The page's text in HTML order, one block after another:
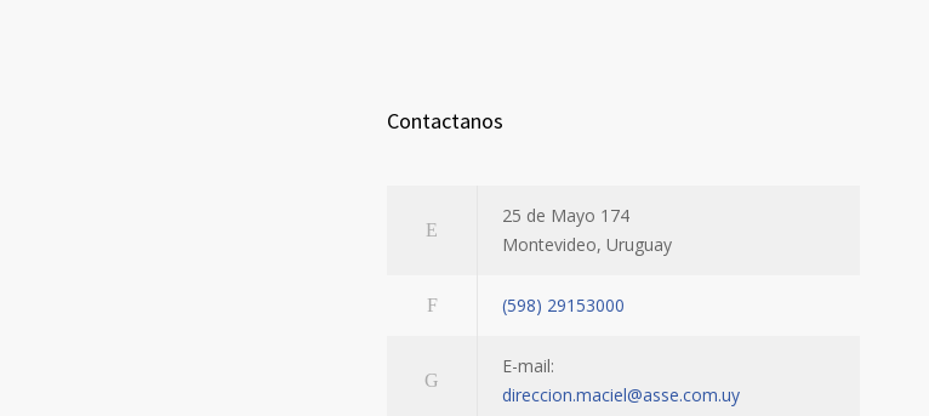
Contactanos
25 de Mayo 174
Montevideo, Uruguay
(598) 29153000
E-mail:
direccion.maciel@asse.com.uy